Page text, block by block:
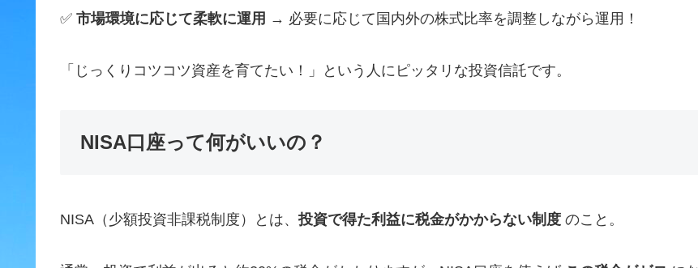
✅ 市場環境に応じて柔軟に運用 → 必要に応じて国内外の株式比率を調整しながら運用！
「じっくりコツコツ資産を育てたい！」という人にピッタリな投資信託です。
NISA口座って何がいいの？
NISA（少額投資非課税制度）とは、投資で得た利益に税金がかからない制度 のこと。